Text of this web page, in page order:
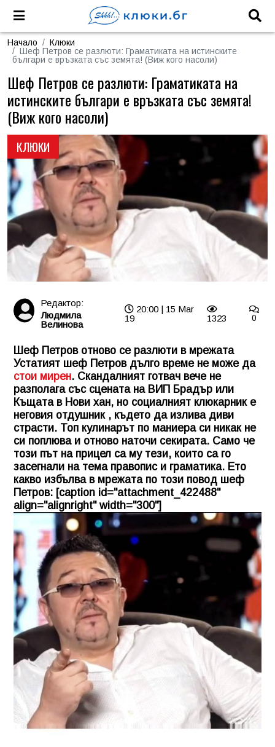
Начало
Клюки
Шеф Петров се разлюти: Граматиката на истинските
българи е връзката със земята! (Виж кого насоли)
КЛЮКИ
Шеф Петров се разлюти: Граматиката на
истинските българи е връзката със земята!
(Виж кого насоли)
Редактор:
Людмила
Велинова
20:00 | 15 Mar
19
1323 0
Шеф Петров отново се разлюти в мрежата
Устатият шеф Петров дълго време не може да
стои мирен. Скандалният готвач вече не
разполага със сцената на ВИП Брадър или
Къщата в Нови хан, но социалният клюкарник е
неговия отдушник , където да излива диви
страсти. Топ кулинарът по маниера си никак не
си поплюва и отново наточи секирата. Само че
този път на прицел са му тези, които са го
засегнали на тема правопис и граматика. Ето
какво избълва в мрежата по този повод шеф
Петров: [caption id="attachment_422488"
align="alignright" width="300"]